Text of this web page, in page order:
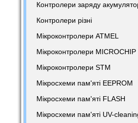
Контролери заряду
Контролери різні
Мікроконтролери ATMEL
Мікроконтролери MICROCHIP
Мікроконтролери STM
Мікросхеми пам'яті EEPROM
Мікросхеми пам'яті FLASH
Мікросхеми пам'яті UV-